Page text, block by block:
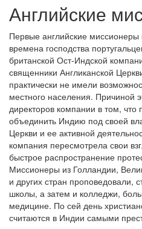
Английские
Первые английские
времена господства
британской Ост-Индской
священники Англиканской
практически не имели
местного населения. Причиной
директоров компании в том, что
объединить Индию под своей
Церкви и ее активной
компания пересмотрела свои
быстрое распространение
Миссионеры из Голландии,
и других стран проповедовали,
школы, а затем и колледжи,
медицине. По сей день
считаются в Индии самыми